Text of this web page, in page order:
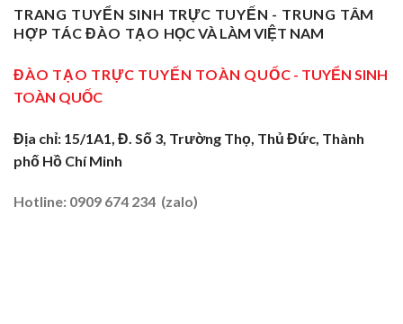
Nghề
Cửa
Ngõ
Miền
2026
Tây
Ninh:
Truyền
Tại
Dạy
Nghề
Sơ
Tại
Sóc
Nghề
Tại
Lúa
TRANG TUYỂN SINH TRỰC TUYẾN - TRUNG TÂM
HỢP TÁC ĐÀO TẠO HỌC VÀ LÀM VIỆT NAM
ĐÀO TẠO TRỰC TUYẾN TOÀN QUỐC - TUYỂN SINH
TOÀN QUỐC
Địa chỉ: 15/1A1, Đ. Số 3, Trường Thọ, Thủ Đức, Thành
phố Hồ Chí Minh
Hotline: 0909 674 234 (zalo)